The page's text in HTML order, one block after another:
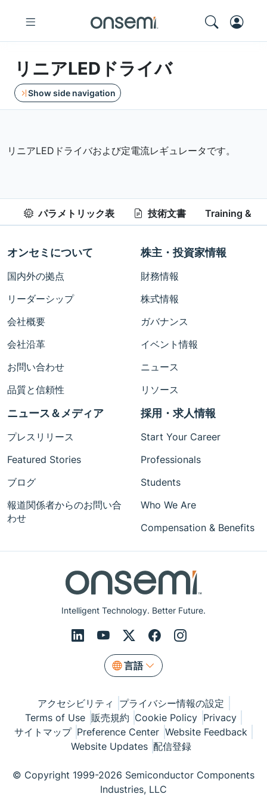
リニアLEDドライバ
Show side navigation
リニアLEDドライバおよび定電流レギュレータです。
パラメトリック表 技術文書 Training &
Intelligent Technology. Better Future.
言語
オンセミについて
国内外の拠点
リーダーシップ
会社概要
会社沿革
お問い合わせ
品質と信頼性
株主・投資家情報
財務情報
株式情報
ガバナンス
イベント情報
ニュース
リソース
ニュース＆メディア
プレスリリース
Featured Stories
ブログ
報道関係者からのお問い合
わせ
採用・求人情報
Start Your Career
Professionals
Students
Who We Are
Compensation & Benefits
アクセシビリティ
プライバシー情報の設定
Terms of Use 販売規約 Cookie Policy Privacy
サイトマップ Preference Center Website Feedback
Website Updates 配信登録
© Copyright 1999-2026 Semiconductor Components
Industries, LLC